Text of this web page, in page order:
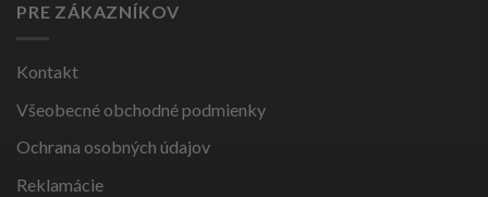
PRE ZÁKAZNÍKOV
Kontakt
Všeobecné obchodné podmienky
Ochrana osobných údajov
Reklamácie